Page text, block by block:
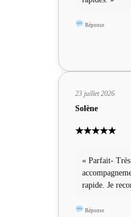
Réponse
23 juillet 2026
Solène
★★★★★
« Parfait-
rapide. Je
Réponse